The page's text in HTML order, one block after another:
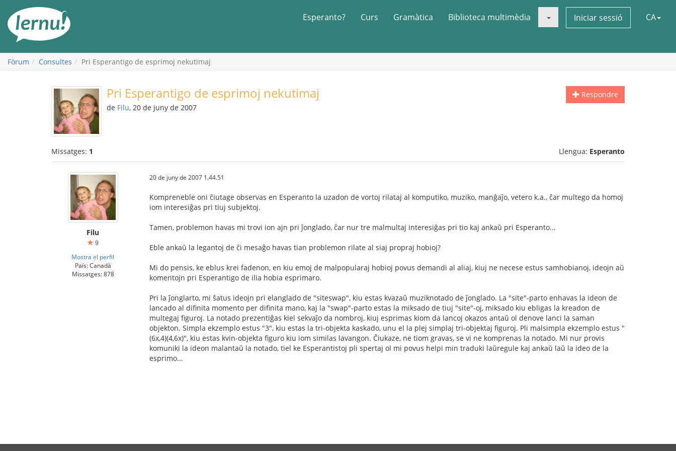
contingut
Esperanto? Curs Gramàtica Biblioteca multimèdia Iniciar sessió CA
Fòrum Consultes Pri Esperantigo de esprimoj nekutimaj
Respondre
Pri Esperantigo de esprimoj nekutimaj
de Filu, 20 de juny de 2007
Missatges: 1 Llengua: Esperanto
Filu
9
Mostra el perfil
País: Canadà
Missatges: 878
20 de juny de 2007 1.44.51
Kompreneble oni ĉiutage observas en Esperanto la uzadon de vortoj rilataj al komputiko, muziko, manĝaĵo, vetero k.a., ĉar multego da homoj
iom interesiĝas pri tiuj subjektoj.
Tamen, problemon havas mi trovi ion ajn pri ĵonglado, ĉar nur tre malmultaj interesiĝas pri tio kaj ankaŭ pri Esperanto...
Eble ankaŭ la legantoj de ĉi mesaĝo havas tian problemon rilate al siaj propraj hobioj?
Mi do pensis, ke eblus krei fadenon, en kiu emoj de malpopularaj hobioj povus demandi al aliaj, kiuj ne necese estus samhobianoj, ideojn aŭ
komentojn pri Esperantigo de ilia hobia esprimaro.
Pri la ĵonglarto, mi ŝatus ideojn pri elanglado de "siteswap", kiu estas kvazaŭ muziknotado de ĵonglado. La "site"-parto enhavas la ideon de
lancado al difinita momento per difinita mano, kaj la "swap"-parto estas la miksado de tiuj "site"-oj, miksado kiu ebligas la kreadon de
multegaj figuroj. La notado prezentiĝas kiel sekvaĵo da nombroj, kiuj esprimas kiom da lancoj okazos antaŭ ol denove lanci la saman
objekton. Simpla ekzemplo estus "3", kiu estas la tri-objekta kaskado, unu el la plej simplaj tri-objektaj figuroj. Pli malsimpla ekzemplo estus "
(6x,4)(4,6x)", kiu estas kvin-objekta figuro kiu iom similas lavangon. Ĉiukaze, ne tiom gravas, se vi ne komprenas la notado. Mi nur provis
komuniki la ideon malantaŭ la notado, tiel ke Esperantistoj pli spertaj ol mi povus helpi min traduki laŭregule kaj ankaŭ laŭ la ideo de la
esprimo...